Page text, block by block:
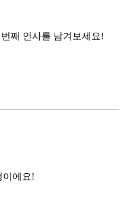
번째 인사를 남겨보세요!
이에요!